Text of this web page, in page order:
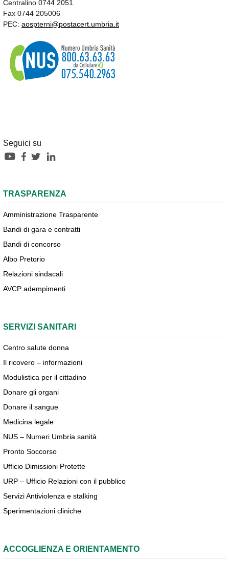
Centralino 0744 2051
Fax 0744 205006
PEC: aospterni@postacert.umbria.it
Seguici su
TRASPARENZA
Amministrazione Trasparente
Bandi di gara e contratti
Bandi di concorso
Albo Pretorio
Relazioni sindacali
AVCP adempimenti
SERVIZI SANITARI
Centro salute donna
Il ricovero – informazioni
Modulistica per il cittadino
Donare gli organi
Donare il sangue
Medicina legale
NUS – Numeri Umbria sanità
Pronto Soccorso
Ufficio Dimissioni Protette
URP – Ufficio Relazioni con il pubblico
Servizi Antiviolenza e stalking
Sperimentazioni cliniche
ACCOGLIENZA E ORIENTAMENTO